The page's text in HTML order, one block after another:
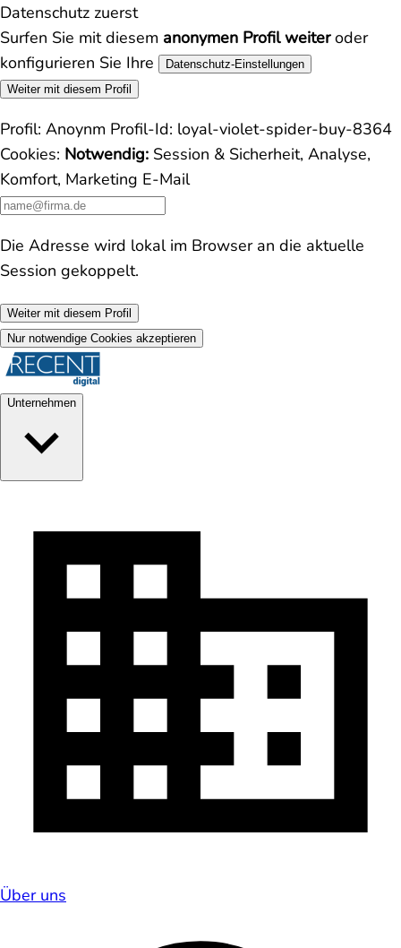
Datenschutz zuerst
Surfen Sie mit diesem anonymen Profil weiteroder
konfigurieren Sie Ihre
Datenschutz-Einstellungen
Weiter mit diesem Profil
Profil: Anoynm Profil-Id: loyal-violet-spider-buy-8364
Cookies: Notwendig: Session & Sicherheit, Analyse,
Komfort, Marketing E-Mail
Die Adresse wird lokal im Browser an die aktuelle
Session gekoppelt.
Weiter mit diesem Profil
Nur notwendige Cookies akzeptieren
Unternehmen
Über uns